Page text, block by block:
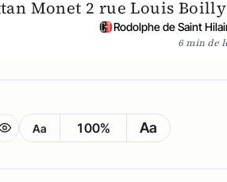
Monet 2 rue Louis Boilly
Rodolphe de Saint
6 min de
Aa 100% Aa